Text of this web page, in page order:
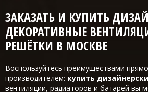
ЗАКАЗАТЬ И КУПИТЬ
ДЕКОРАТИВНЫЕ
РЕШЁТКИ В МОСКВЕ
Воспользуйтесь преимуществами
производителем: купить
вентиляции, радиаторов и батарей вы